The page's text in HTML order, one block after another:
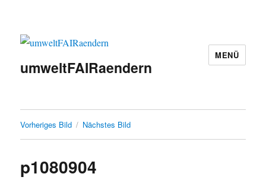
umweltFAIRaendern
MENÜ
Vorheriges Bild Nächstes Bild
p1080904